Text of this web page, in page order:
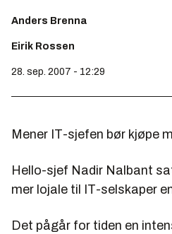
Anders Brenna
Eirik Rossen
28. sep. 2007 - 12:29
Mener IT-sjefen bør kjøpe
Hello-sjef Nadir Nalbant
mer lojale til IT-selskaper
Det pågår for tiden en